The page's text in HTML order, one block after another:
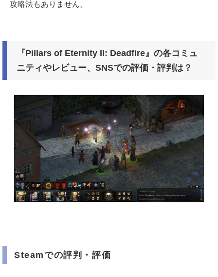
攻略法もありません。
『Pillars of Eternity II: Deadfire』の各コミュ
ニティやレビュー、SNSでの評価・評判は？
Steamでの評判・評価